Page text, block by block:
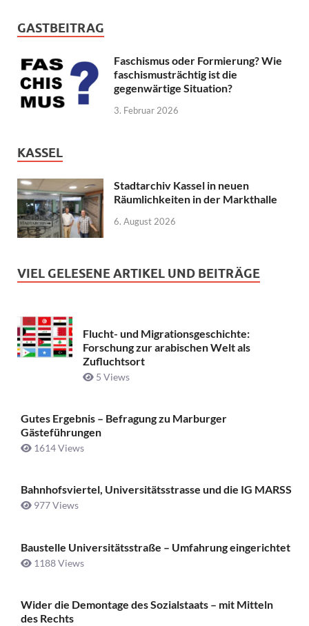
GASTBEITRAG
Faschismus oder Formierung? Wie
faschismusträchtig ist die
gegenwärtige Situation?
3. Februar 2026
KASSEL
Stadtarchiv Kassel in neuen
Räumlichkeiten in der Markthalle
6. August 2026
VIEL GELESENE ARTIKEL UND BEITRÄGE
Flucht- und Migrationsgeschichte:
Forschung zur arabischen Welt als
Zufluchtsort
5 Views
Gutes Ergebnis – Befragung zu Marburger
Gästeführungen
1614 Views
Bahnhofsviertel, Universitätsstrasse und die IG MARSS
977 Views
Baustelle Universitätsstraße ­– Umfahrung eingerichtet
1188 Views
Wider die Demontage des Sozialstaats – mit Mitteln
des Rechts